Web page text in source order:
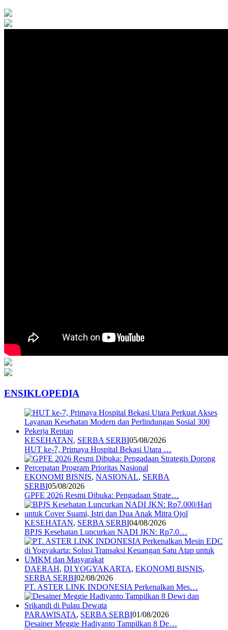
ENSIKLOPEDIA
KESEHATAN, SERBA SERBI05/08/2026
HUT ke-7, Primaya Hospital Bekasi Utara …
EKONOMI BISNIS, NASIONAL, SERBA
SERBI05/08/2026
GPFE 2026 Resmi Dibuka: Pengadaan Strate…
KESEHATAN, SERBA SERBI04/08/2026
BPJS Kesehatan Luncurkan NADI JKN: Rp7.0…
DAERAH, DI YOGYAKARTA, EKONOMI BISNIS,
SERBA SERBI02/08/2026
PT. ASTER LINK INDONESIA Perkenalkan Mes…
PARAWISATA, SERBA SERBI01/08/2026
Desainer Meggie Hadiyanto Tampilkan 8 De…